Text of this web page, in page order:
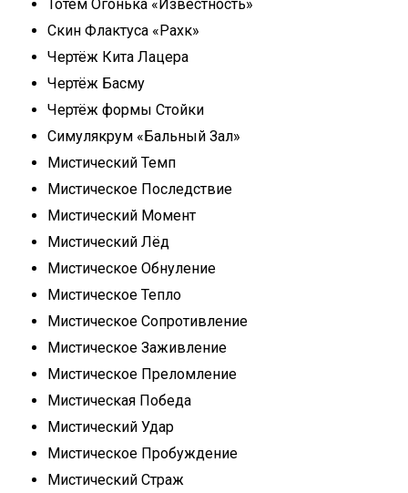
Тотем Огонька «Известность»
Скин Флактуса «Рахк»
Чертёж Кита Лацера
Чертёж Басму
Чертёж формы Стойки
Симулякрум «Бальный Зал»
Мистический Темп
Мистическое Последствие
Мистический Момент
Мистический Лёд
Мистическое Обнуление
Мистическое Тепло
Мистическое Сопротивление
Мистическое Заживление
Мистическое Преломление
Мистическая Победа
Мистический Удар
Мистическое Пробуждение
Мистический Страж